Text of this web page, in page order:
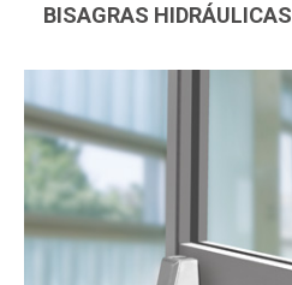
BISAGRAS HIDRÁULICAS